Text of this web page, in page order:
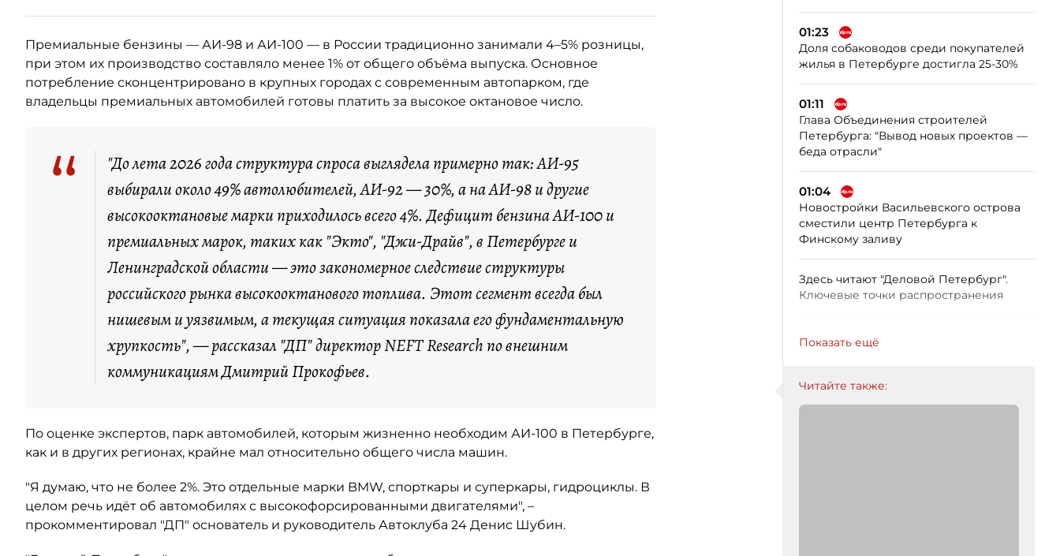
Премиальные бензины — АИ-98 и АИ-100 — в России традиционно занимали 4–5% розницы,
при этом их производство составляло менее 1% от общего объёма выпуска. Основное
потребление сконцентрировано в крупных городах с современным автопарком, где
владельцы премиальных автомобилей готовы платить за высокое октановое число.
“
"До лета 2026 года структура спроса выглядела примерно так: АИ-95
выбирали около 49% автолюбителей, АИ-92 — 30%, а на АИ-98 и другие
высокооктановые марки приходилось всего 4%. Дефицит бензина АИ-100 и
премиальных марок, таких как "Экто", "Джи-Драйв", в Петербурге и
Ленинградской области — это закономерное следствие структуры
российского рынка высокооктанового топлива. Этот сегмент всегда был
нишевым и уязвимым, а текущая ситуация показала его фундаментальную
хрупкость", — рассказал "ДП" директор NEFT Research по внешним
коммуникациям Дмитрий Прокофьев.
По оценке экспертов, парк автомобилей, которым жизненно необходим АИ-100 в Петербурге,
как и в других регионах, крайне мал относительно общего числа машин.
"Я думаю, что не более 2%. Это отдельные марки BMW, спорткары и суперкары, гидроциклы. В
целом речь идёт об автомобилях с высокофорсированными двигателями", –
прокомментировал "ДП" основатель и руководитель Автоклуба 24 Денис Шубин.
01:23
Доля собаководов среди покупателей
жилья в Петербурге достигла 25-30%
01:11
Глава Объединения строителей
Петербурга: "Вывод новых проектов —
беда отрасли"
01:04
Новостройки Васильевского острова
сместили центр Петербурга к
Финскому заливу
Здесь читают "Деловой Петербург".
Ключевые точки распространения
Показать ещё
Читайте также: